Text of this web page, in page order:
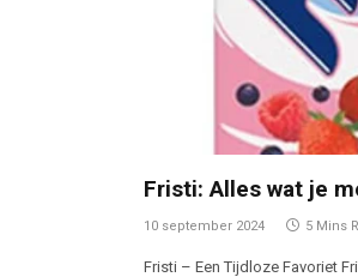
Fristi: Alles wat je
10 september 2024 5 Mins
Fristi – Een Tijdloze Favoriet